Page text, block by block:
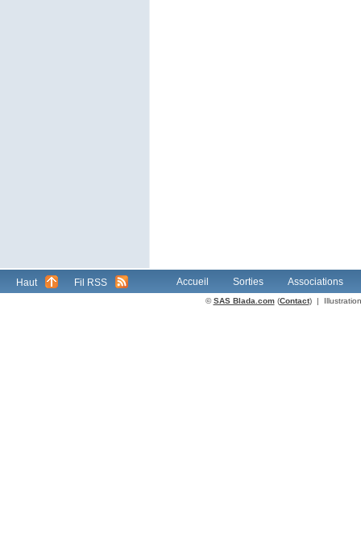
Haut Fil RSS Accueil Sorties Associations
©SAS Blada.com(Contact) |